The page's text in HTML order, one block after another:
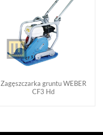
Zagęszczarka gruntu WEBER
CF3 Hd